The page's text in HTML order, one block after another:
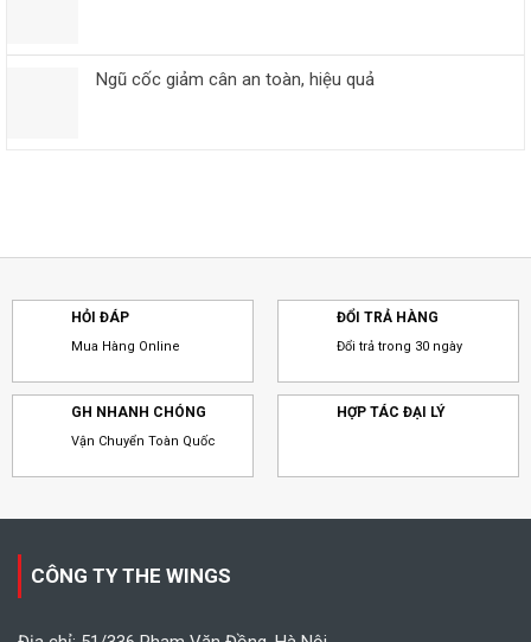
Ngũ cốc giảm cân an toàn, hiệu quả
HỎI ĐÁP
Mua Hàng Online
ĐỔI TRẢ HÀNG
Đổi trả trong 30 ngày
GH NHANH CHÓNG
Vận Chuyển Toàn Quốc
HỢP TÁC ĐẠI LÝ
CÔNG TY THE WINGS